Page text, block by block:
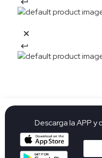
Descarga la APP y